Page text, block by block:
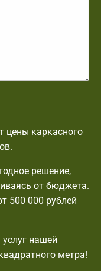
цены каркасного
решение,
от бюджета.
500 000 рублей
нашей
метра!